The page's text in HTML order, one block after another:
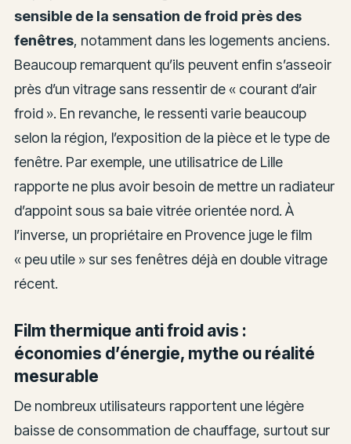
sensible de la sensation de froid près des
fenêtres, notamment dans les logements anciens.
Beaucoup remarquent qu’ils peuvent enfin s’asseoir
près d’un vitrage sans ressentir de « courant d’air
froid ». En revanche, le ressenti varie beaucoup
selon la région, l’exposition de la pièce et le type de
fenêtre. Par exemple, une utilisatrice de Lille
rapporte ne plus avoir besoin de mettre un radiateur
d’appoint sous sa baie vitrée orientée nord. À
l’inverse, un propriétaire en Provence juge le film
« peu utile » sur ses fenêtres déjà en double vitrage
récent.
Film thermique anti froid avis :
économies d’énergie, mythe ou réalité
mesurable
De nombreux utilisateurs rapportent une légère
baisse de consommation de chauffage, surtout sur